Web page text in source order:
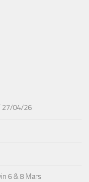
27/04/26
6 & 8 Mars